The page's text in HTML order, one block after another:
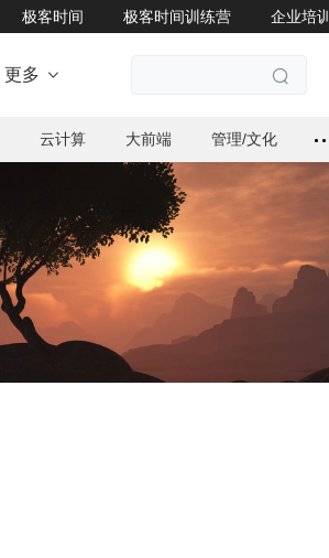
极客时间 极客时间训练营 企业培训
更多  
云计算 大前端 管理/文化